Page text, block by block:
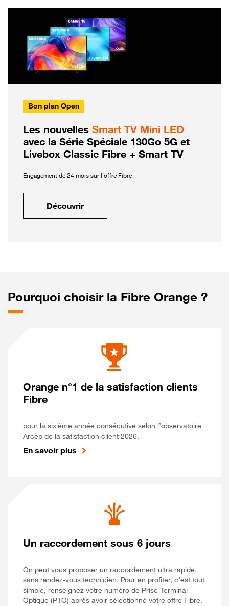
Bon plan Open
Les nouvelles Smart TV Mini LED
avec la Série Spéciale 130Go 5G et
Livebox Classic Fibre + Smart TV
Engagement de 24 mois sur l'offre Fibre
Découvrir
Pourquoi choisir la Fibre Orange ?
Orange n°1 de la satisfaction clients
Fibre
pour la sixième année consécutive selon l’observatoire
Arcep de la satisfaction client 2026.
En savoir plus
Un raccordement sous 6 jours
On peut vous proposer un raccordement ultra rapide,
sans rendez-vous technicien. Pour en profiter, c’est tout
simple, renseignez votre numéro de Prise Terminal
Optique (PTO) après avoir sélectionné votre offre Fibre.